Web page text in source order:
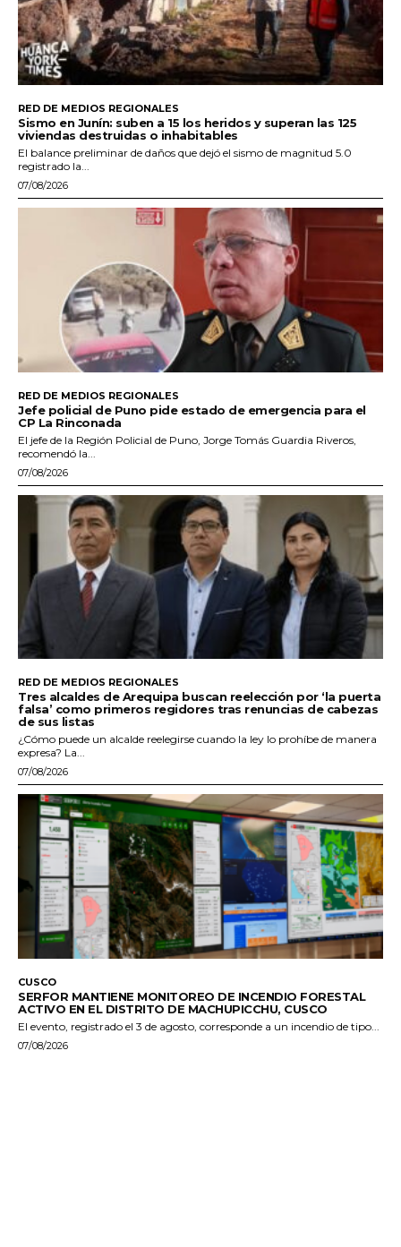
RED DE MEDIOS REGIONALES
Sismo en Junín: suben a 15 los heridos y superan las 125
viviendas destruidas o inhabitables
El balance preliminar de daños que dejó el sismo de magnitud 5.0
registrado la...
07/08/2026
RED DE MEDIOS REGIONALES
Jefe policial de Puno pide estado de emergencia para el
CP La Rinconada
El jefe de la Región Policial de Puno, Jorge Tomás Guardia Riveros,
recomendó la...
07/08/2026
RED DE MEDIOS REGIONALES
Tres alcaldes de Arequipa buscan reelección por ‘la puerta
falsa’ como primeros regidores tras renuncias de cabezas
de sus listas
¿Cómo puede un alcalde reelegirse cuando la ley lo prohíbe de manera
expresa? La...
07/08/2026
CUSCO
SERFOR MANTIENE MONITOREO DE INCENDIO FORESTAL
ACTIVO EN EL DISTRITO DE MACHUPICCHU, CUSCO
El evento, registrado el 3 de agosto, corresponde a un incendio de tipo...
07/08/2026